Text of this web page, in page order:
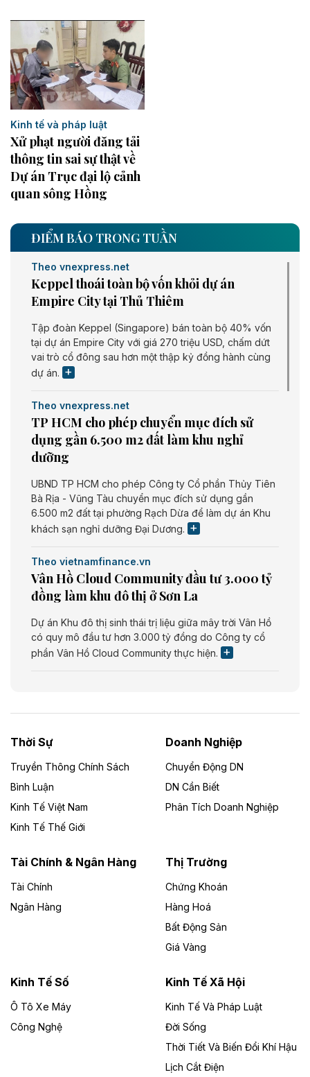
Kinh tế và pháp luật
Xử phạt người đăng tải
thông tin sai sự thật về
Dự án Trục đại lộ cảnh
quan sông Hồng
ĐIỂM BÁO TRONG TUẦN
Theo vnexpress.net
Keppel thoái toàn bộ vốn khỏi dự án
Empire City tại Thủ Thiêm
Tập đoàn Keppel (Singapore) bán toàn bộ 40% vốn
tại dự án Empire City với giá 270 triệu USD, chấm dứt
vai trò cổ đông sau hơn một thập kỷ đồng hành cùng
dự án.
Theo vnexpress.net
TP HCM cho phép chuyển mục đích sử
dụng gần 6.500 m2 đất làm khu nghỉ
dưỡng
UBND TP HCM cho phép Công ty Cổ phần Thủy Tiên
Bà Rịa - Vũng Tàu chuyển mục đích sử dụng gần
6.500 m2 đất tại phường Rạch Dừa để làm dự án Khu
khách sạn nghỉ dưỡng Đại Dương.
Theo vietnamfinance.vn
Vân Hồ Cloud Community đầu tư 3.000 tỷ
đồng làm khu đô thị ở Sơn La
Dự án Khu đô thị sinh thái trị liệu giữa mây trời Vân Hồ
có quy mô đầu tư hơn 3.000 tỷ đồng do Công ty cổ
phần Vân Hồ Cloud Community thực hiện.
Dự án Nhà máy xử lý rác và phát điện Bắc Giang do
Công ty TNHH Năng lượng môi trường Bắc Giang làm
Theo vietnamfinance.vn
Đức Long Gia Lai mở rộng ‘hệ sinh thái’
Lai
Bốn doanh nghiệp có sự góp vốn của Công ty Cổ
phần Tập đoàn Đức Long Gia Lai (HoSE: DLG) được
Gia Lai với tổng vốn hơn 4.750 tỷ đồng.
Đồng Nai cho thuê gần 59 ha đất làm khu
công nghiệp ở Long Thành
UBND TP Đồng Nai cho Công ty Amata thuê gần 59 ha
đất để đầu tư khu công nghiệp công nghệ cao Long
Thời Sự
Truyền Thông Chính Sách
Bình Luận
Kinh Tế Việt Nam
Kinh Tế Thế Giới
Doanh Nghiệp
Chuyển Động DN
DN Cần Biết
Phân Tích Doanh Nghiệp
Tài Chính & Ngân Hàng
Tài Chính
Ngân Hàng
Thị Trường
Chứng Khoán
Hàng Hoá
Bất Động Sản
Giá Vàng
Kinh Tế Số
Ô Tô Xe Máy
Công Nghệ
Kinh Tế Xã Hội
Kinh Tế Và Pháp Luật
Đời Sống
Thời Tiết Và Biến Đổi Khí Hậu
Lịch Cắt Điện